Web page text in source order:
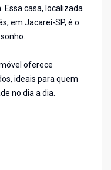
Essa casa, localizada
em Jacareí-SP, é o
oferece
ideais para quem
no dia a dia.